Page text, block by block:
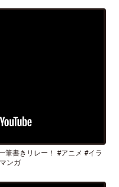
筆書きリレー！ #アニメ #イラ
ンガ